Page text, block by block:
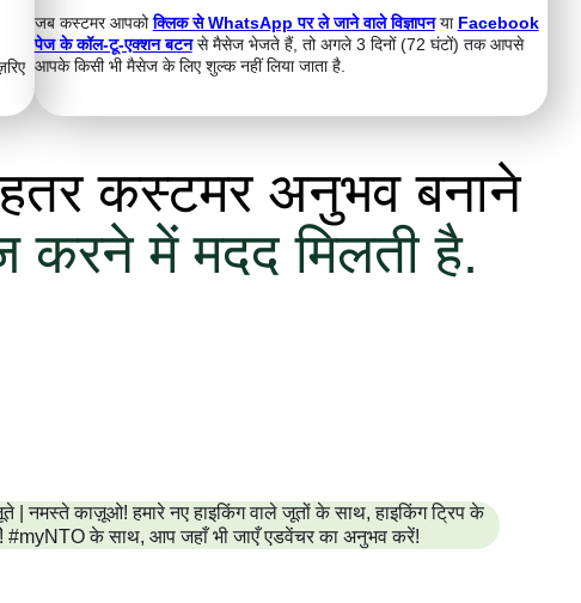
जब कस्टमर आपकोक्लिक से WhatsApp पर ले जाने वाले विज्ञापनया Facebook
पेज के कॉल-टू-एक्शन बटनसे मैसेज भेजते हैं, तो अगले 3 दिनों (72 घंटों) तक आपसे
आपके किसी भी मैसेज के लिए शुल्क नहीं लिया जाता है.
कस्टमर अनुभव बनाने
में मदद मिलती है.